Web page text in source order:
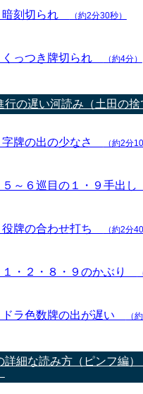
暗刻切られ （約2分30秒）
くっつき牌切られ （約4分）
行の遅い河読み（土田の捨
字牌の出の少なさ （約2分
５～６巡目の１・９手出し
役牌の合わせ打ち （約2分
１・２・８・９のかぶり
ドラ色数牌の出が遅い （
詳細な読み方（ピンフ編